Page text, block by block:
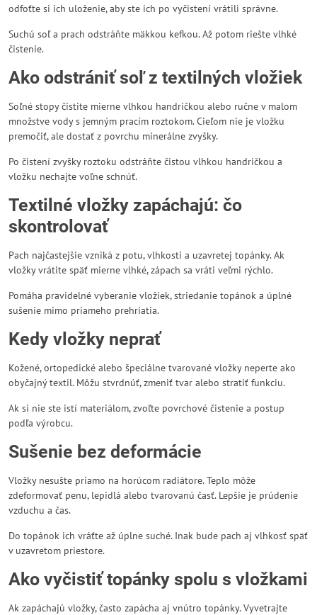
odfoťte si ich uloženie, aby ste ich po vyčistení vrátili správne.
Suchú soľ a prach odstráňte mäkkou kefkou. Až potom riešte vlhké
čistenie.
Ako odstrániť soľ z textilných vložiek
Soľné stopy čistite mierne vlhkou handričkou alebo ručne v malom
množstve vody s jemným pracím roztokom. Cieľom nie je vložku
premočiť, ale dostať z povrchu minerálne zvyšky.
Po čistení zvyšky roztoku odstráňte čistou vlhkou handričkou a
vložku nechajte voľne schnúť.
Textilné vložky zapáchajú: čo
skontrolovať
Pach najčastejšie vzniká z potu, vlhkosti a uzavretej topánky. Ak
vložky vrátite späť mierne vlhké, zápach sa vráti veľmi rýchlo.
Pomáha pravidelné vyberanie vložiek, striedanie topánok a úplné
sušenie mimo priameho prehriatia.
Kedy vložky neprať
Kožené, ortopedické alebo špeciálne tvarované vložky neperte ako
obyčajný textil. Môžu stvrdnúť, zmeniť tvar alebo stratiť funkciu.
Ak si nie ste istí materiálom, zvoľte povrchové čistenie a postup
podľa výrobcu.
Sušenie bez deformácie
Vložky nesušte priamo na horúcom radiátore. Teplo môže
zdeformovať penu, lepidlá alebo tvarovanú časť. Lepšie je prúdenie
vzduchu a čas.
Do topánok ich vráťte až úplne suché. Inak bude pach aj vlhkosť späť
v uzavretom priestore.
Ako vyčistiť topánky spolu s vložkami
Ak zapáchajú vložky, často zapácha aj vnútro topánky. Vyvetrajte